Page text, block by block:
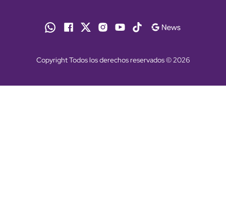
Copyright Todos los derechos reservados © 2026